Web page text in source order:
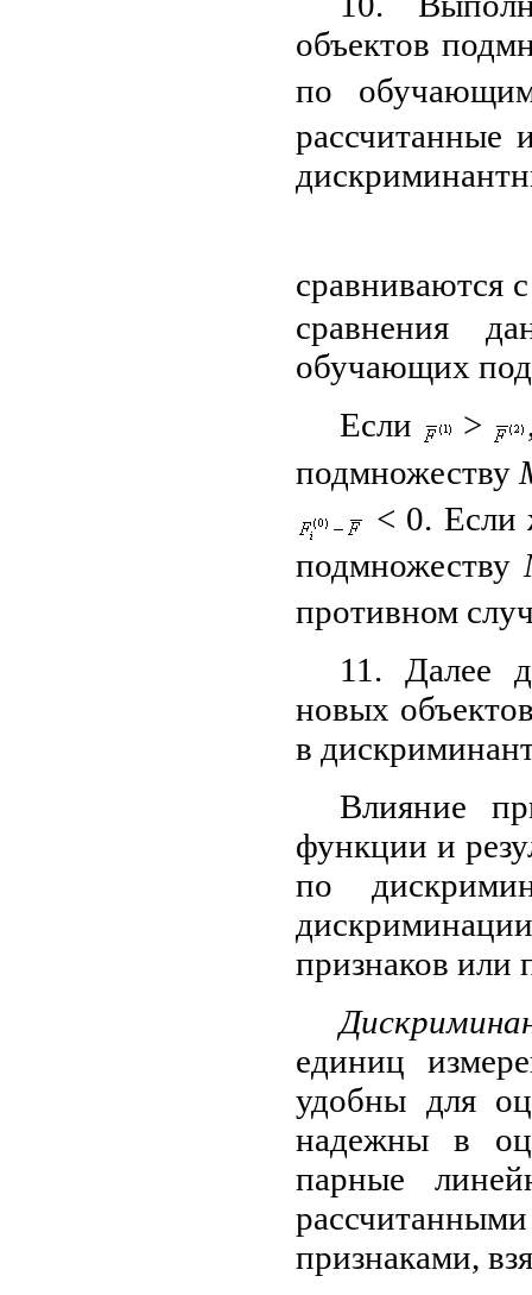
объектов
по
сравниваются
сравнения
обучающих
Если
>
подмножеству
< 0.
подмножеству
противном
11. Далее
новых
в
Влияние
функции и
по
признаков или
единиц
удобны для
надежны в
парные
признаками,